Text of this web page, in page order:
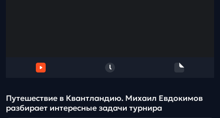
Путешествие в Квантландию. Михаил Евдокимов
разбирает интересные задачи турнира